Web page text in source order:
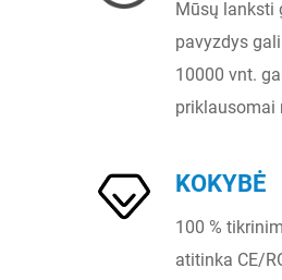
Mūsų lanksti
pavyzdys
10000 vnt.
priklausomai
KOKYBĖ
100 %
atitinka CE/